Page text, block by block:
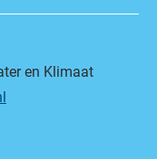
en Klimaat